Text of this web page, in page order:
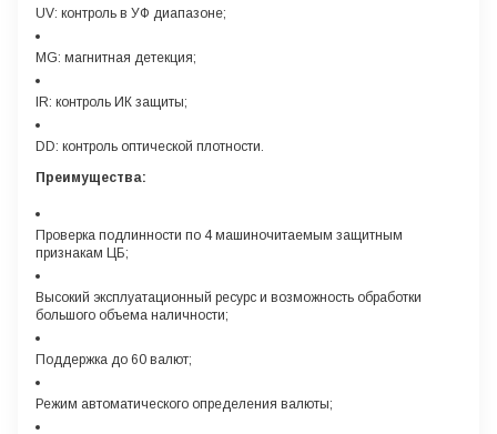
UV: контроль в УФ диапазоне;
MG: магнитная детекция;
IR: контроль ИК защиты;
DD: контроль оптической плотности.
Преимущества:
Проверка подлинности по 4 машиночитаемым защитным
признакам ЦБ;
Высокий эксплуатационный ресурс и возможность обработки
большого объема наличности;
Поддержка до 60 валют;
Режим автоматического определения валюты;